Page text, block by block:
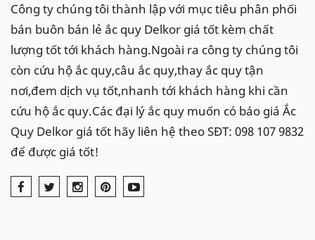
Defender :Din 60038 (100Ah)
Công ty chúng tôi thành lập với mục tiêu phân phối
bán buôn bán lẻ ắc quy Delkor giá tốt kèm chất
lượng tốt tới khách hàng.Ngoài ra công ty chúng tôi
còn cứu hộ ắc quy,câu ắc quy,thay ắc quy tận
nơi,đem dịch vụ tốt,nhanh tới khách hàng khi cần
cứu hộ ắc quy.Các đại lý ắc quy muốn có báo giá Ắc
Quy Delkor giá tốt hãy liên hệ theo SĐT: 098 107 9832
để được giá tốt!